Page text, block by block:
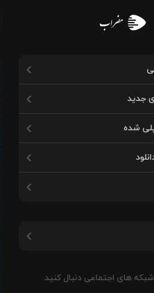
مضراب
جدید
شده
شبکه های اجتماعی دنبال کنید